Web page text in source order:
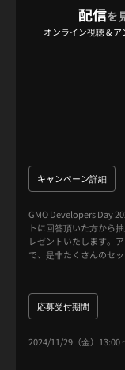
・FUNLOGY Portable
・Anker PowerCore
・抽選会に参加したお
1.DAY2｜2024.11.30(土)
2.各セッション（DAY2
れるQRコードからアン
3. アンケートのサンク
布）にメモ
4. 引き換えエリアにて
華景品をプレゼント
※当選はお一人様1回限
配信を
オンライン視聴 &
キャンペーン詳細
GMO Developers Day
トに回答頂いた方から
レゼントいたします。
で、是非たくさんのセ
応募受付期間
2024/11/29（金）13:00